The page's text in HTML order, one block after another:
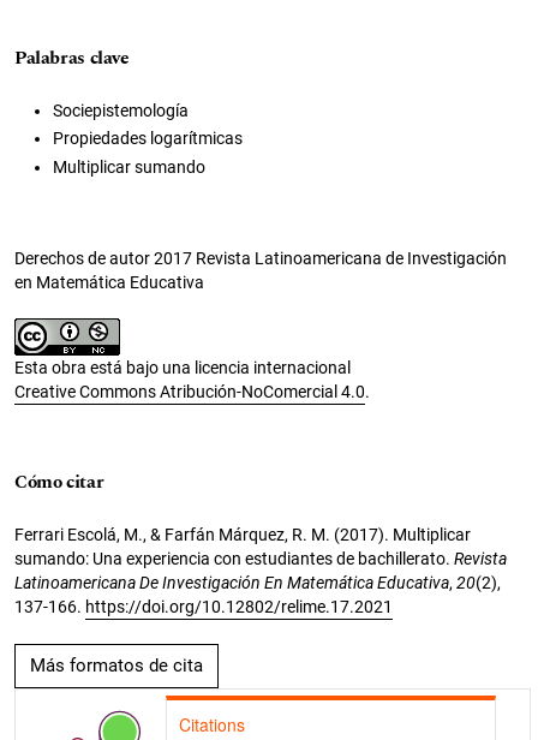
Palabras clave
Sociepistemología
Propiedades logarítmicas
Multiplicar sumando
Derechos de autor 2017 Revista Latinoamericana de Investigación
en Matemática Educativa
Esta obra está bajo una licencia internacional
Creative Commons Atribución-NoComercial 4.0.
Cómo citar
Ferrari Escolá, M., & Farfán Márquez, R. M. (2017). Multiplicar
sumando: Una experiencia con estudiantes de bachillerato. Revista
Latinoamericana De Investigación En Matemática Educativa, 20(2),
137-166. https://doi.org/10.12802/relime.17.2021
Más formatos de cita
Citations